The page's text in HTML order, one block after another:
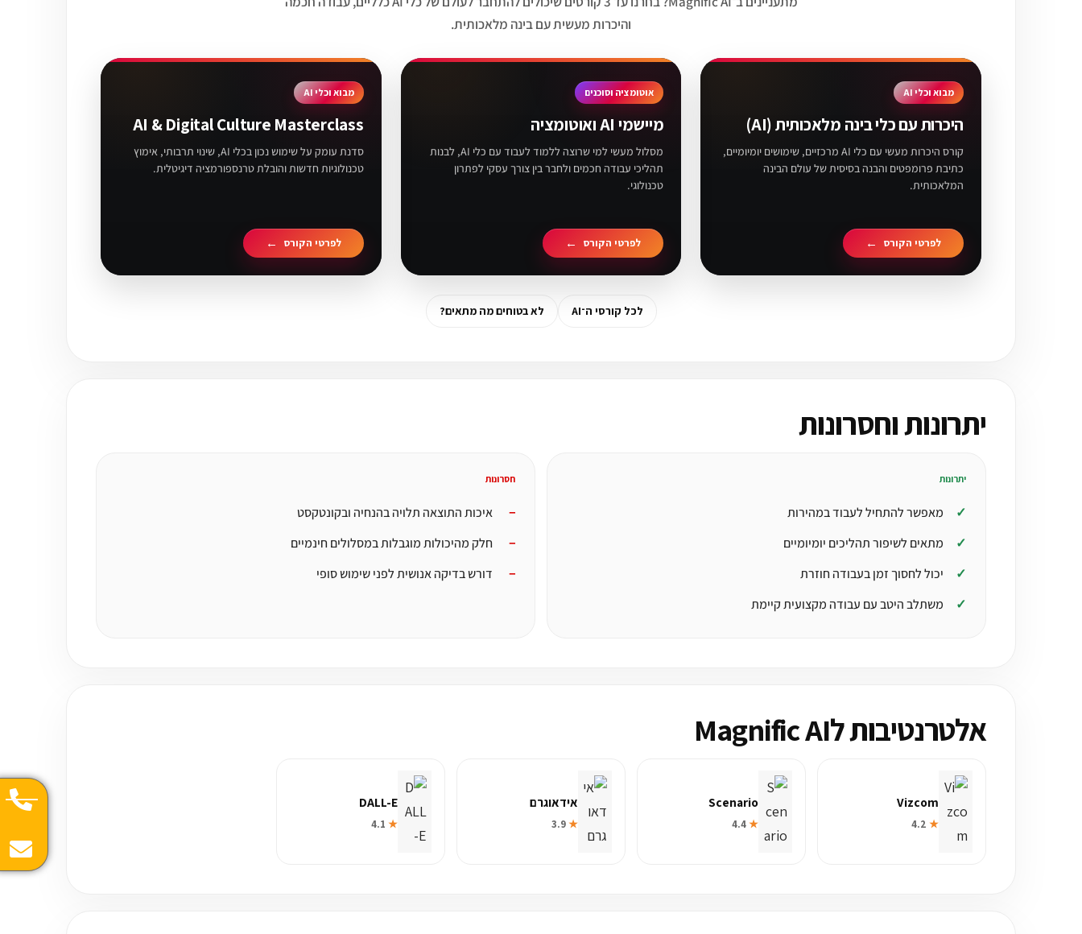
והיכרות מעשית עם בינה מלאכותית.
מבוא וכלי AI
היכרות עם כלי בינה מלאכותית (AI)
קורס היכרות מעשי עם כלי AI מרכזיים, שימושים יומיומיים,
כתיבת פרומפטים והבנה בסיסית של עולם הבינה
המלאכותית.
לפרטי הקורס
אוטומציה וסוכנים
מיישמי AI ואוטומציה
מסלול מעשי למי שרוצה ללמוד לעבוד עם כלי AI, לבנות
תהליכי עבודה חכמים ולחבר בין צורך עסקי לפתרון
טכנולוגי.
לפרטי הקורס
מבוא וכלי AI
AI & Digital Culture Masterclass
סדנת עומק על שימוש נכון בכלי AI, שינוי תרבותי, אימוץ
טכנולוגיות חדשות והובלת טרנספורמציה דיגיטלית.
לפרטי הקורס
לכל קורסי ה־AI לא בטוחים מה מתאים?
יתרונות וחסרונות
יתרונות
מאפשר להתחיל לעבוד במהירות
מתאים לשיפור תהליכים יומיומיים
יכול לחסוך זמן בעבודה חוזרת
משתלב היטב עם עבודה מקצועית קיימת
חסרונות
איכות התוצאה תלויה בהנחיה ובקונטקסט
חלק מהיכולות מוגבלות במסלולים חינמיים
דורש בדיקה אנושית לפני שימוש סופי
אלטרנטיבות לMagnific AI
Vizcom
★
Scenario
★
אידאוגרם
★
DALL-E
★